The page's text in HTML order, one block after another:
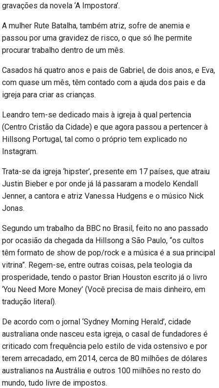
gravações da novela ‘A Impostora’.
A mulher Rute Batalha, também atriz, sofre de anemia e
passou por uma gravidez de risco, o que só lhe permite
procurar trabalho dentro de um mês.
Casados há quatro anos e pais de Gabriel, de dois anos, e Eva,
com quase um mês, têm contado com a ajuda dos pais e da
igreja para criar as crianças.
Leandro tem-se dedicado mais à igreja à qual pertencia
(Centro Cristão da Cidade) e que agora passou a pertencer à
Hillsong Portugal, tal como o próprio tem explicado no
Instagram.
Trata-se da igreja ‘hipster’, presente em 17 países, que atraiu
Justin Bieber e por onde já lá passaram a modelo Kendall
Jenner, a cantora e atriz Vanessa Hudgens e o músico Nick
Jonas.
Segundo um trabalho da BBC no Brasil, feito no ano passado
por ocasião da chegada da Hillsong a São Paulo, “os cultos
têm formato de show de pop/rock e a música é a sua principal
vitrina”. Regem-se, entre outras coisas, pela teologia da
prosperidade, tendo o pastor Brian Houston escrito já o livro
‘You Need More Money’ (Você precisa de mais dinheiro, em
tradução literal).
De acordo com o jornal ‘Sydney Morning Herald’, cidade
australiana onde nasceu esta igreja, o casal de fundadores é
criticado com frequência pelo estilo de vida ostensivo e por
terem arrecadado, em 2014, cerca de 80 milhões de dólares
australianos na Austrália e outros 100 milhões no resto do
mundo, tudo livre de impostos.